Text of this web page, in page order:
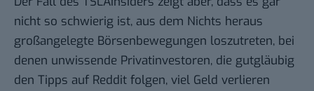
nicht so schwierig ist, aus dem Nichts heraus
großangelegte Börsenbewegungen loszutreten, bei
denen unwissende Privatinvestoren, die gutgläubig
den Tipps auf Reddit folgen, viel Geld verlieren